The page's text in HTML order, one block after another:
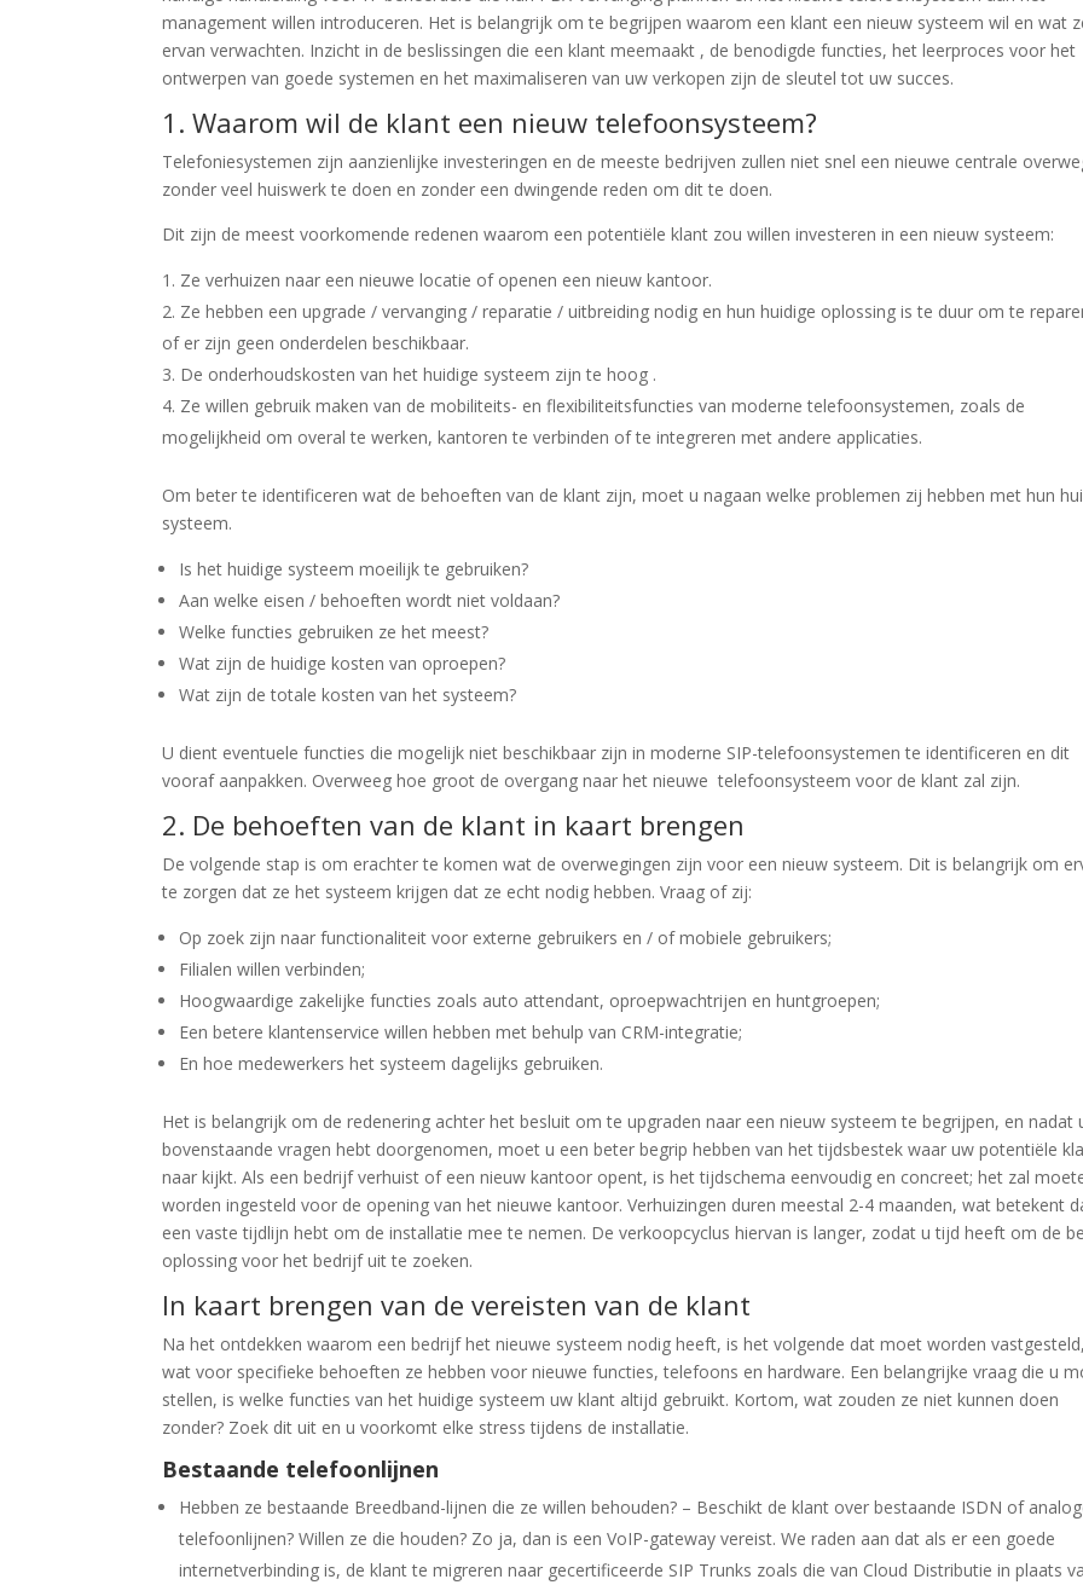
management willen introduceren. Het is belangrijk om te begrijpen waarom een klant een nieuw systeem wil en wat
ervan verwachten. Inzicht in de beslissingen die een klant meemaakt , de benodigde functies, het leerproces voor het
ontwerpen van goede systemen en het maximaliseren van uw verkopen zijn de sleutel tot uw succes.
1. Waarom wil de klant een nieuw telefoonsysteem?
Telefoniesystemen zijn aanzienlijke investeringen en de meeste bedrijven zullen niet snel een nieuwe centrale
zonder veel huiswerk te doen en zonder een dwingende reden om dit te doen.
Dit zijn de meest voorkomende redenen waarom een potentiële klant zou willen investeren in een nieuw systeem:
Ze verhuizen naar een nieuwe locatie of openen een nieuw kantoor.
Ze hebben een upgrade / vervanging / reparatie / uitbreiding nodig en hun huidige oplossing is te duur om te
of er zijn geen onderdelen beschikbaar.
De onderhoudskosten van het huidige systeem zijn te hoog .
Ze willen gebruik maken van de mobiliteits- en flexibiliteitsfuncties van moderne telefoonsystemen, zoals de
mogelijkheid om overal te werken, kantoren te verbinden of te integreren met andere applicaties.
Om beter te identificeren wat de behoeften van de klant zijn, moet u nagaan welke problemen zij hebben met hun
systeem.
Is het huidige systeem moeilijk te gebruiken?
Aan welke eisen / behoeften wordt niet voldaan?
Welke functies gebruiken ze het meest?
Wat zijn de huidige kosten van oproepen?
Wat zijn de totale kosten van het systeem?
U dient eventuele functies die mogelijk niet beschikbaar zijn in moderne SIP-telefoonsystemen te identificeren en dit
vooraf aanpakken. Overweeg hoe groot de overgang naar het nieuwe telefoonsysteem voor de klant zal zijn.
2. De behoeften van de klant in kaart brengen
De volgende stap is om erachter te komen wat de overwegingen zijn voor een nieuw systeem. Dit is belangrijk om
te zorgen dat ze het systeem krijgen dat ze echt nodig hebben. Vraag of zij:
Op zoek zijn naar functionaliteit voor externe gebruikers en / of mobiele gebruikers;
Filialen willen verbinden;
Hoogwaardige zakelijke functies zoals auto attendant, oproepwachtrijen en huntgroepen;
Een betere klantenservice willen hebben met behulp van CRM-integratie;
En hoe medewerkers het systeem dagelijks gebruiken.
Het is belangrijk om de redenering achter het besluit om te upgraden naar een nieuw systeem te begrijpen, en nadat
bovenstaande vragen hebt doorgenomen, moet u een beter begrip hebben van het tijdsbestek waar uw potentiële
naar kijkt. Als een bedrijf verhuist of een nieuw kantoor opent, is het tijdschema eenvoudig en concreet; het zal
worden ingesteld voor de opening van het nieuwe kantoor. Verhuizingen duren meestal 2-4 maanden, wat betekent
een vaste tijdlijn hebt om de installatie mee te nemen. De verkoopcyclus hiervan is langer, zodat u tijd heeft om de
oplossing voor het bedrijf uit te zoeken.
In kaart brengen van de vereisten van de klant
Na het ontdekken waarom een bedrijf het nieuwe systeem nodig heeft, is het volgende dat moet worden vastgesteld,
wat voor specifieke behoeften ze hebben voor nieuwe functies, telefoons en hardware. Een belangrijke vraag die u
stellen, is welke functies van het huidige systeem uw klant altijd gebruikt. Kortom, wat zouden ze niet kunnen doen
zonder? Zoek dit uit en u voorkomt elke stress tijdens de installatie.
Bestaande telefoonlijnen
Hebben ze bestaande Breedband-lijnen die ze willen behouden? – Beschikt de klant over bestaande ISDN of
telefoonlijnen? Willen ze die houden? Zo ja, dan is een VoIP-gateway vereist. We raden aan dat als er een goede
internetverbinding is, de klant te migreren naar gecertificeerde SIP Trunks zoals die van Cloud Distributie in plaats